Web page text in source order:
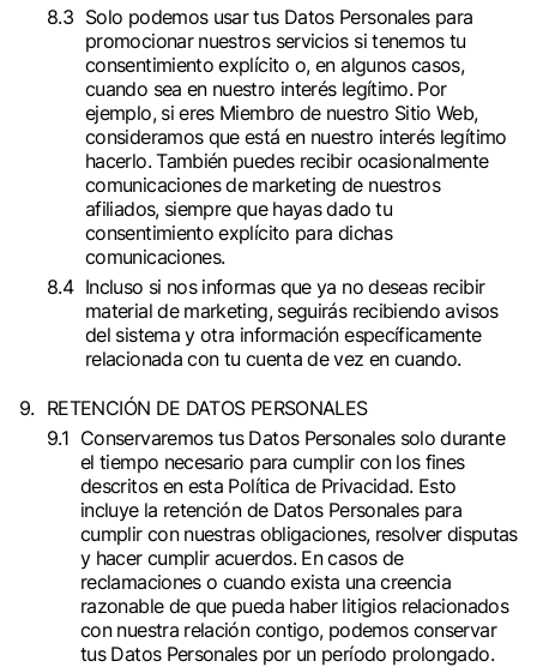
Solo podemos usar tus Datos Personales para
promocionar nuestros servicios si tenemos tu
consentimiento explícito o, en algunos casos,
cuando sea en nuestro interés legítimo. Por
ejemplo, si eres Miembro de nuestro Sitio Web,
consideramos que está en nuestro interés legítimo
hacerlo. También puedes recibir ocasionalmente
comunicaciones de marketing de nuestros
afiliados, siempre que hayas dado tu
consentimiento explícito para dichas
comunicaciones.
Incluso si nos informas que ya no deseas recibir
material de marketing, seguirás recibiendo avisos
del sistema y otra información específicamente
relacionada con tu cuenta de vez en cuando.
RETENCIÓN DE DATOS PERSONALES
Conservaremos tus Datos Personales solo durante
el tiempo necesario para cumplir con los fines
descritos en esta Política de Privacidad. Esto
incluye la retención de Datos Personales para
cumplir con nuestras obligaciones, resolver disputas
y hacer cumplir acuerdos. En casos de
reclamaciones o cuando exista una creencia
razonable de que pueda haber litigios relacionados
con nuestra relación contigo, podemos conservar
tus Datos Personales por un período prolongado.